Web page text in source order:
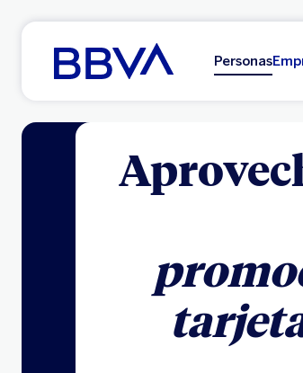
Ir al contenido principal
Personas